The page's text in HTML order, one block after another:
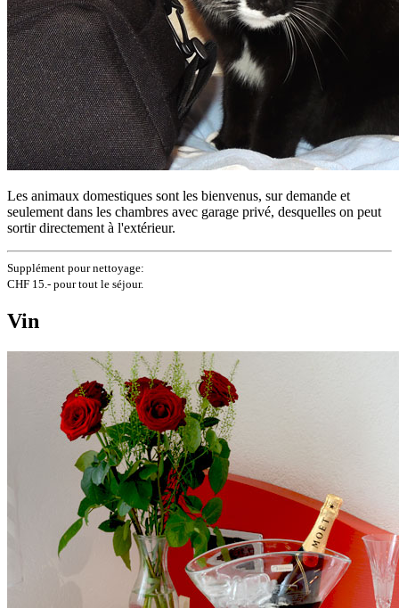
Les animaux domestiques sont les bienvenus, sur demande et
seulement dans les chambres avec garage privé, desquelles on peut
sortir directement à l'extérieur.
Supplément pour nettoyage:
CHF 15.- pour tout le séjour.
Vin